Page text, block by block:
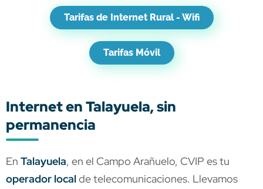
Tarifas de Internet Rural - Wifi
Tarifas Móvil
Internet en Talayuela, sin
permanencia
En Talayuela, en el Campo Arañuelo, CVIP es tu
operador localde telecomunicaciones. Llevamos